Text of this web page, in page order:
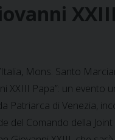
XXIII
Mons. Santo
XXIII Papa”: un evento
Patriarca di Venezia,
del Comando della